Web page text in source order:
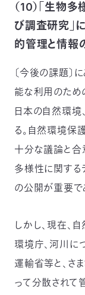
（10）「生物
び調査研究」
的管理と情報
〔今後の課題〕
能な利用のため
日本の自然環境
る。自然環境保
十分な議論と合
多様性に関する
の公開が重要で
しかし、現在、
環境庁、河川に
運輸省等と、さ
って分散されて